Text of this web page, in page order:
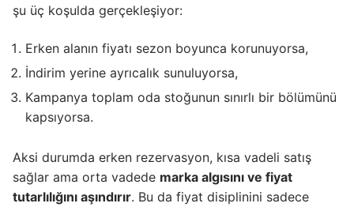
şu üç koşulda gerçekleşiyor:
Erken alanın fiyatı sezon boyunca korunuyorsa,
İndirim yerine ayrıcalık sunuluyorsa,
Kampanya toplam oda stoğunun sınırlı bir bölümünü
kapsıyorsa.
Aksi durumda erken rezervasyon, kısa vadeli satış
sağlar ama orta vadede marka algısını ve fiyat
tutarlılığını aşındırır. Bu da fiyat disiplinini sadece